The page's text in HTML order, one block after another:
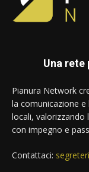
Una rete
Pianura Network
la comunicazione
locali, valorizzando
con impegno e
Contattaci: